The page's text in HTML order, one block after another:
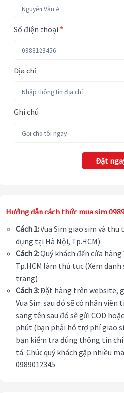
Số điện thoại *
Địa chỉ
Ghi chú
Đặt
Hướng dẫn cách thức mua sim
Cách 1:Vua Sim giao sim và
dụng tại Hà Nội, Tp.HCM)
Cách 2:Quý khách đến cửa hàng
Tp.HCM làm thủ tục (Xem danh
trang)
Cách 3:Đặt hàng trên website,
Vua Sim sau đó sẽ có nhân
sang tên sau đó sẽ gửi COD
phút (bạn phải hỗ trợ phí giao
bạn kiểm tra đúng thông tin
tá. Chúc quý khách gặp nhiều
0989012345